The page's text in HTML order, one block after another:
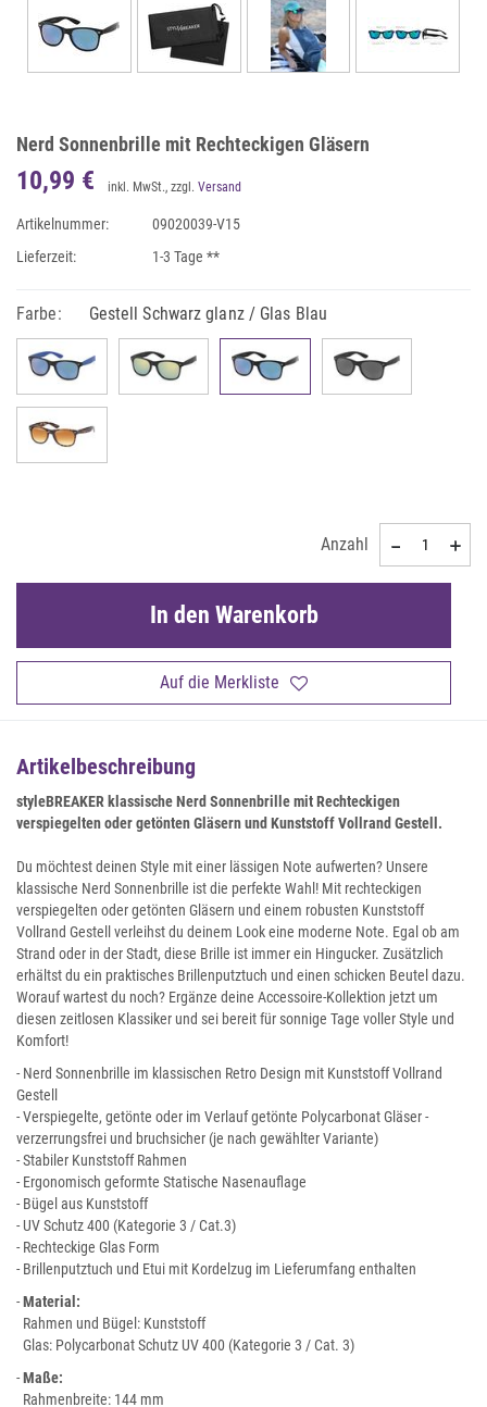
Nerd Sonnenbrille mit Rechteckigen Gläsern
10,99 € inkl. MwSt., zzgl. Versand
Artikelnummer:
09020039-V15
Lieferzeit:
1-3 Tage **
Farbe: Gestell Schwarz glanz / Glas Blau
Anzahl
Auf die Merkliste
In den Warenkorb
Artikelbeschreibung
styleBREAKER klassische Nerd Sonnenbrille mit Rechteckigen
verspiegelten oder getönten Gläsern und Kunststoff Vollrand Gestell.
Du möchtest deinen Style mit einer lässigen Note aufwerten? Unsere
klassische Nerd Sonnenbrille ist die perfekte Wahl! Mit rechteckigen
verspiegelten oder getönten Gläsern und einem robusten Kunststoff
Vollrand Gestell verleihst du deinem Look eine moderne Note. Egal ob am
Strand oder in der Stadt, diese Brille ist immer ein Hingucker. Zusätzlich
erhältst du ein praktisches Brillenputztuch und einen schicken Beutel dazu.
Worauf wartest du noch? Ergänze deine Accessoire-Kollektion jetzt um
diesen zeitlosen Klassiker und sei bereit für sonnige Tage voller Style und
Komfort!
- Nerd Sonnenbrille im klassischen Retro Design mit Kunststoff Vollrand
Gestell
- Verspiegelte, getönte oder im Verlauf getönte Polycarbonat Gläser -
verzerrungsfrei und bruchsicher (je nach gewählter Variante)
- Stabiler Kunststoff Rahmen
- Ergonomisch geformte Statische Nasenauflage
- Bügel aus Kunststoff
- UV Schutz 400 (Kategorie 3 / Cat.3)
- Rechteckige Glas Form
- Brillenputztuch und Etui mit Kordelzug im Lieferumfang enthalten
-Material:
Rahmen und Bügel: Kunststoff
Glas: Polycarbonat Schutz UV 400 (Kategorie 3 / Cat. 3)
-Maße:
Rahmenbreite: 144 mm